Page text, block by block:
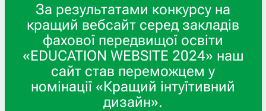
За результатами конкурсу на
кращий вебсайт серед закладів
фахової передвищої освіти
«EDUCATION WEBSITE 2024» наш
сайт став переможцем у
номінації «Кращий інтуїтивний
дизайн».